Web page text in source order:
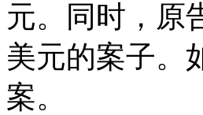
元。同时，原
美元的案子。
案。